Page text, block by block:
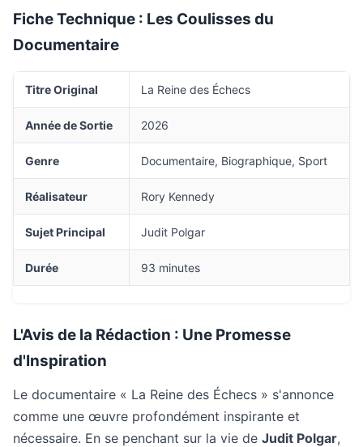
Fiche Technique : Les Coulisses du
Documentaire
Titre Original La Reine des Échecs
Année de Sortie 2026
Genre Documentaire, Biographique, Sport
Réalisateur Rory Kennedy
Sujet Principal Judit Polgar
Durée 93 minutes
L'Avis de la Rédaction : Une Promesse
d'Inspiration
Le documentaire « La Reine des Échecs » s'annonce
comme une œuvre profondément inspirante et
nécessaire. En se penchant sur la vie de Judit Polgar,